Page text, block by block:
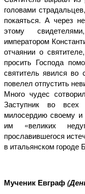
головами
покаяться. А через
этому
императором
отчаянии о
просить Господа
святитель явился во
повелел отпустить
Много чудес
Заступник во
милосердию своему
им «великих
прославившегося
в итальянском городе
Мученик Евграф